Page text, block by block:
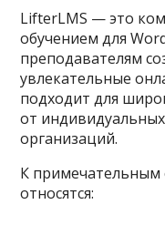
LifterLMS — это
обучением для
преподавателям
увлекательные
подходит для
от
организаций.
К примечательным
относятся: